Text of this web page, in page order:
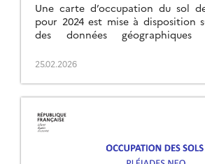
Une carte d’occupation du sol
pour 2024 est mise à disposition
des données
25.02.2026